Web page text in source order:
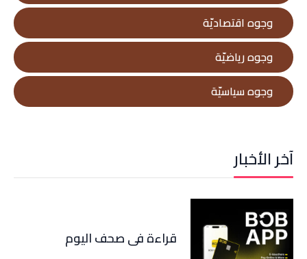
وجوه اقتصاديّة
وجوه رياضيّة
وجوه سياسيّة
آخر الأخبار
قراءة في صحف اليوم